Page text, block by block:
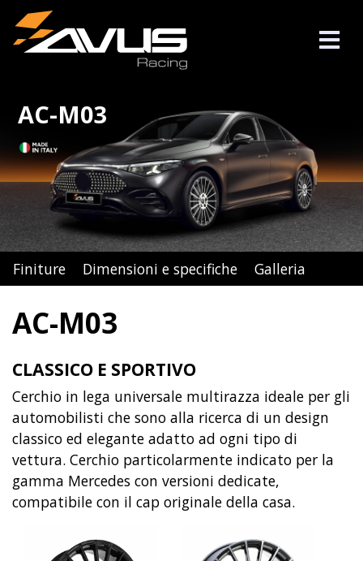
AC-M03
Finiture Dimensioni e specifiche Galleria
AC-M03
CLASSICO E SPORTIVO
Cerchio in lega universale multirazza ideale per gli
automobilisti che sono alla ricerca di un design
classico ed elegante adatto ad ogni tipo di
vettura. Cerchio particolarmente indicato per la
gamma Mercedes con versioni dedicate,
compatibile con il cap originale della casa.